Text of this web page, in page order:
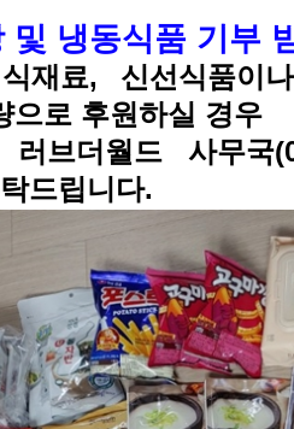
및 냉동식품 기부
식재료, 신선식품이
으로 후원하실 경우
러브더월드 사무국
드립니다.